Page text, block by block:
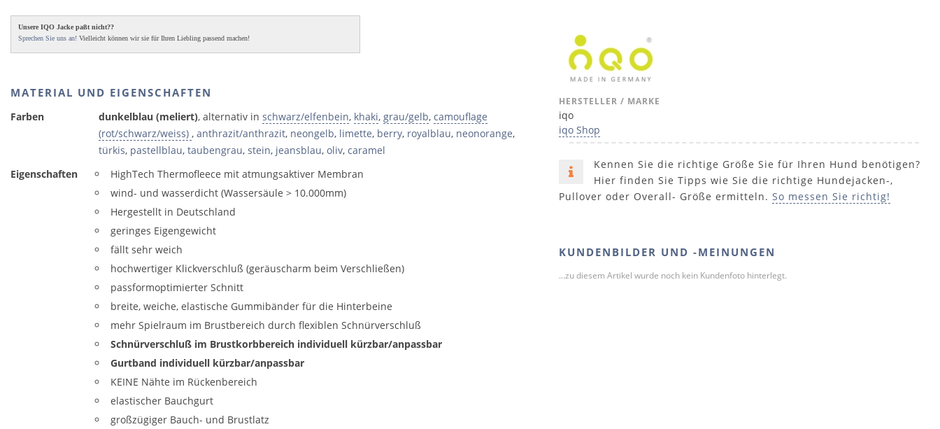
Unsere IQO Jacke paßt nicht??
Sprechen Sie uns an! Vielleicht können wir sie für Ihren Liebling passend machen!
MATERIAL UND EIGENSCHAFTEN
Farben dunkelblau (meliert), alternativ in schwarz/elfenbein, khaki, grau/gelb, camouflage
(rot/schwarz/weiss) , anthrazit/anthrazit, neongelb, limette, berry, royalblau, neonorange,
türkis, pastellblau, taubengrau, stein, jeansblau, oliv, caramel
Eigenschaften
HighTech Thermofleece mit atmungsaktiver Membran
wind- und wasserdicht (Wassersäule > 10.000mm)
Hergestellt in Deutschland
geringes Eigengewicht
fällt sehr weich
hochwertiger Klickverschluß (geräuscharm beim Verschließen)
passformoptimierter Schnitt
breite, weiche, elastische Gummibänder für die Hinterbeine
mehr Spielraum im Brustbereich durch flexiblen Schnürverschluß
Schnürverschluß im Brustkorbbereich individuell kürzbar/anpassbar
Gurtband individuell kürzbar/anpassbar
KEINE Nähte im Rückenbereich
elastischer Bauchgurt
großzügiger Bauch- und Brustlatz
HERSTELLER / MARKE
iqo
iqo Shop
Kennen Sie die richtige Größe Sie für Ihren Hund benötigen?
Hier finden Sie Tipps wie Sie die richtige Hundejacken-,
Pullover oder Overall- Größe ermitteln. So messen Sie richtig!
KUNDENBILDER UND -MEINUNGEN
...zu diesem Artikel wurde noch kein Kundenfoto hinterlegt.